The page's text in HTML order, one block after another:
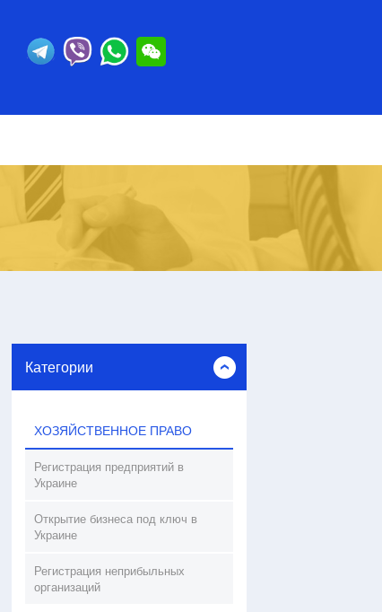
Категории
ХОЗЯЙСТВЕННОЕ ПРАВО
Регистрация предприятий в
Украине
Открытие бизнеса под ключ в
Украине
Регистрация неприбыльных
организаций